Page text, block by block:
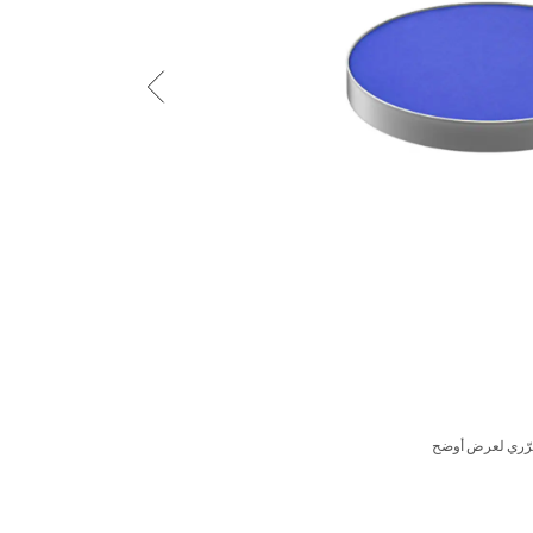
لعرض أوضح